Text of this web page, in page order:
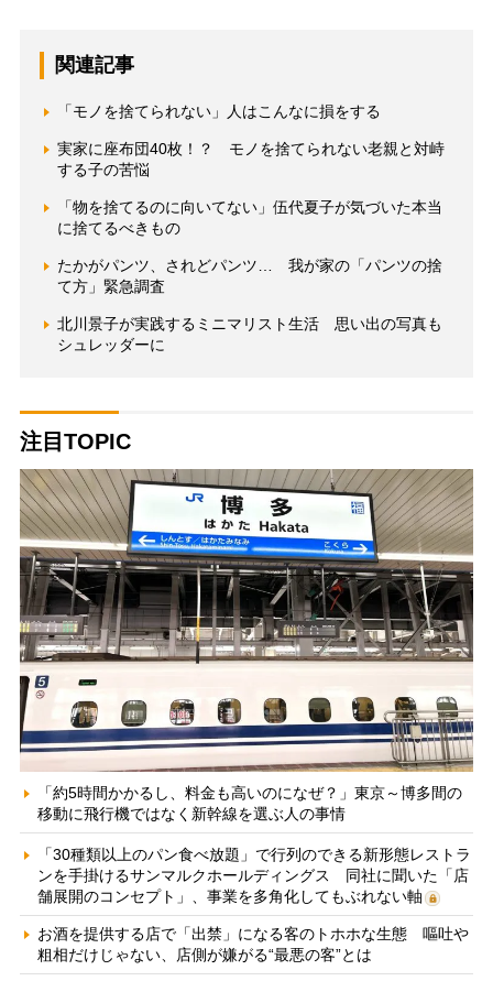
関連記事
「モノを捨てられない」人はこんなに損をする
実家に座布団40枚！？ モノを捨てられない老親と対峙
する子の苦悩
「物を捨てるのに向いてない」伍代夏子が気づいた本当
に捨てるべきもの
たかがパンツ、されどパンツ… 我が家の「パンツの捨
て方」緊急調査
北川景子が実践するミニマリスト生活 思い出の写真も
シュレッダーに
注目TOPIC
「約5時間かかるし、料金も高いのになぜ？」東京～博多間の
移動に飛行機ではなく新幹線を選ぶ人の事情
「30種類以上のパン食べ放題」で行列のできる新形態レストラ
ンを手掛けるサンマルクホールディングス 同社に聞いた「店
舗展開のコンセプト」、事業を多角化してもぶれない軸
お酒を提供する店で「出禁」になる客のトホホな生態 嘔吐や
粗相だけじゃない、店側が嫌がる“最悪の客”とは